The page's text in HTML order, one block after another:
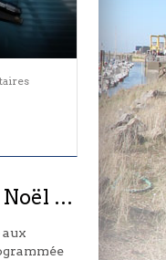
Noël …